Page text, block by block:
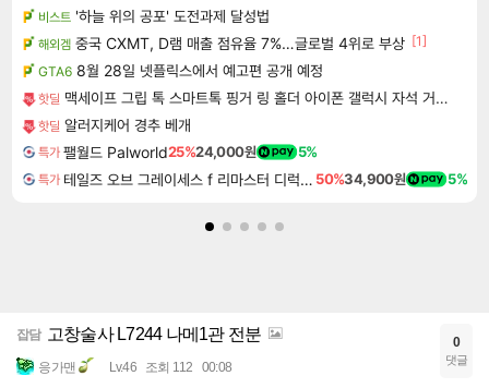
비스트 '하늘 위의 공포' 도전과제 달성법
해외겜 중국 CXMT, D램 매출 점유율 7%…글로벌 4위로 부상 [1]
GTA6 8월 28일 넷플릭스에서 예고편 공개 예정
핫딜 맥세이프 그립 톡 스마트톡 핑거 링 홀더 아이폰 갤럭시 자석 거치대
핫딜 알러지케어 경추 베개
특가 팰월드 Palworld25%24,000원 5%
특가 테일즈 오브 그레이세스 f 리마스터 디럭스 에디션 Tales of Graces f Remastered Deluxe Edition 50%34,900원 5%
잡담 고창술사 L7244 나메1관 전분
응가맨 Lv.46 조회 112 00:08
0
댓글